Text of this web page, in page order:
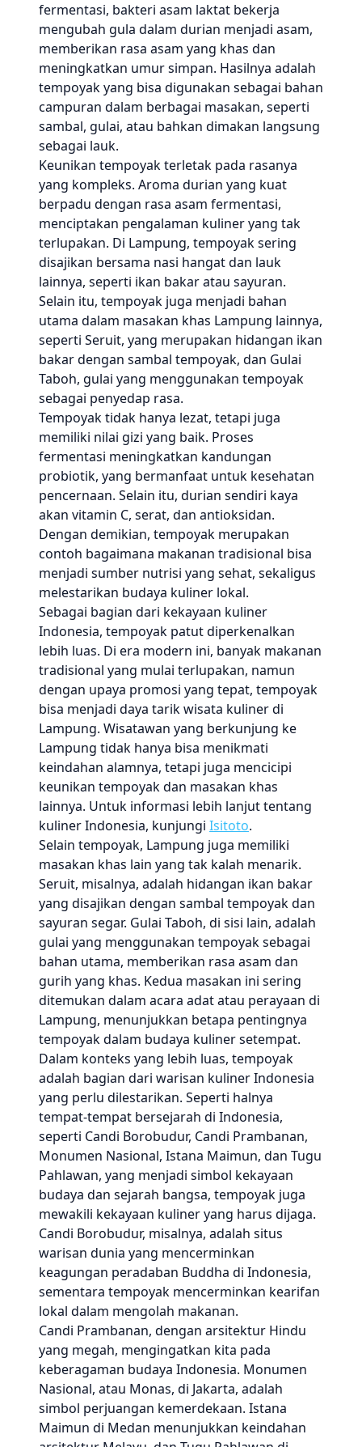
fermentasi, bakteri asam laktat bekerja
mengubah gula dalam durian menjadi asam,
memberikan rasa asam yang khas dan
meningkatkan umur simpan. Hasilnya adalah
tempoyak yang bisa digunakan sebagai bahan
campuran dalam berbagai masakan, seperti
sambal, gulai, atau bahkan dimakan langsung
sebagai lauk.
Keunikan tempoyak terletak pada rasanya
yang kompleks. Aroma durian yang kuat
berpadu dengan rasa asam fermentasi,
menciptakan pengalaman kuliner yang tak
terlupakan. Di Lampung, tempoyak sering
disajikan bersama nasi hangat dan lauk
lainnya, seperti ikan bakar atau sayuran.
Selain itu, tempoyak juga menjadi bahan
utama dalam masakan khas Lampung lainnya,
seperti Seruit, yang merupakan hidangan ikan
bakar dengan sambal tempoyak, dan Gulai
Taboh, gulai yang menggunakan tempoyak
sebagai penyedap rasa.
Tempoyak tidak hanya lezat, tetapi juga
memiliki nilai gizi yang baik. Proses
fermentasi meningkatkan kandungan
probiotik, yang bermanfaat untuk kesehatan
pencernaan. Selain itu, durian sendiri kaya
akan vitamin C, serat, dan antioksidan.
Dengan demikian, tempoyak merupakan
contoh bagaimana makanan tradisional bisa
menjadi sumber nutrisi yang sehat, sekaligus
melestarikan budaya kuliner lokal.
Sebagai bagian dari kekayaan kuliner
Indonesia, tempoyak patut diperkenalkan
lebih luas. Di era modern ini, banyak makanan
tradisional yang mulai terlupakan, namun
dengan upaya promosi yang tepat, tempoyak
bisa menjadi daya tarik wisata kuliner di
Lampung. Wisatawan yang berkunjung ke
Lampung tidak hanya bisa menikmati
keindahan alamnya, tetapi juga mencicipi
keunikan tempoyak dan masakan khas
lainnya. Untuk informasi lebih lanjut tentang
kuliner Indonesia, kunjungi Isitoto.
Selain tempoyak, Lampung juga memiliki
masakan khas lain yang tak kalah menarik.
Seruit, misalnya, adalah hidangan ikan bakar
yang disajikan dengan sambal tempoyak dan
sayuran segar. Gulai Taboh, di sisi lain, adalah
gulai yang menggunakan tempoyak sebagai
bahan utama, memberikan rasa asam dan
gurih yang khas. Kedua masakan ini sering
ditemukan dalam acara adat atau perayaan di
Lampung, menunjukkan betapa pentingnya
tempoyak dalam budaya kuliner setempat.
Dalam konteks yang lebih luas, tempoyak
adalah bagian dari warisan kuliner Indonesia
yang perlu dilestarikan. Seperti halnya
tempat-tempat bersejarah di Indonesia,
seperti Candi Borobudur, Candi Prambanan,
Monumen Nasional, Istana Maimun, dan Tugu
Pahlawan, yang menjadi simbol kekayaan
budaya dan sejarah bangsa, tempoyak juga
mewakili kekayaan kuliner yang harus dijaga.
Candi Borobudur, misalnya, adalah situs
warisan dunia yang mencerminkan
keagungan peradaban Buddha di Indonesia,
sementara tempoyak mencerminkan kearifan
lokal dalam mengolah makanan.
Candi Prambanan, dengan arsitektur Hindu
yang megah, mengingatkan kita pada
keberagaman budaya Indonesia. Monumen
Nasional, atau Monas, di Jakarta, adalah
simbol perjuangan kemerdekaan. Istana
Maimun di Medan menunjukkan keindahan